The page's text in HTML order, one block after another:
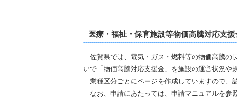
医療・福祉・保育施設等物価高騰対応支
佐賀県では、電気・ガス・燃料等の物価高騰の
いで「物価高騰対応支援金」を施設の運営状況や
業種区分ごとにページを作成していますので、
なお、申請にあたっては、申請マニュアルを参